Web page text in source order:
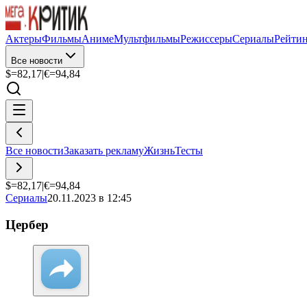
АктерыФильмыАнимеМультфильмыРежиссерыСериалы
Все новости
$=82,17|€=94,84
Все новостиЗаказать рекламуЖизньТесты
$=82,17|€=94,84
Сериалы20.11.2023 в 12:45
Цербер